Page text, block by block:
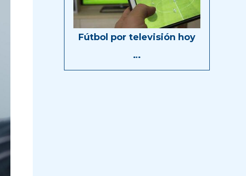
Fútbol por televisión hoy
…